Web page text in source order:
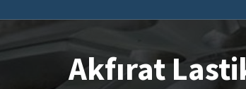
Akfırat